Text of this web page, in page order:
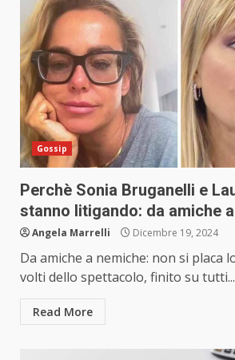
Gossip
Perchè Sonia Bruganelli e
stanno litigando: da amiche
Angela Marrelli Dicembre 19, 2024
Da amiche a nemiche: non si placa
volti dello spettacolo, finito su tutti...
Read More